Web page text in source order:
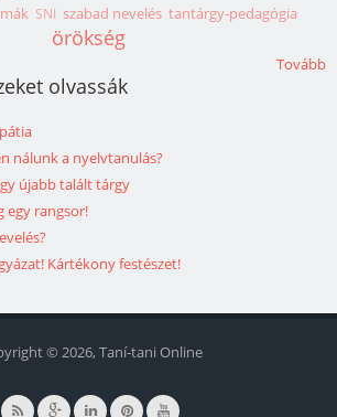
SNI szabad nevelés tantárgy-pedagógia
örökség
Tovább
olvassák
nálunk a nyelvtanulás?
újabb talált tárgy
egy rangsor!
Kártékony festészet!
© 2026, Taní-tani Online